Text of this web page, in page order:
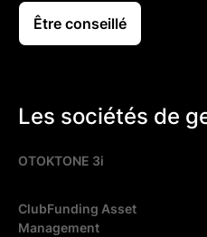
Être conseillé
Les sociétés de
OTOKTONE 3i
ClubFunding Asset
Management